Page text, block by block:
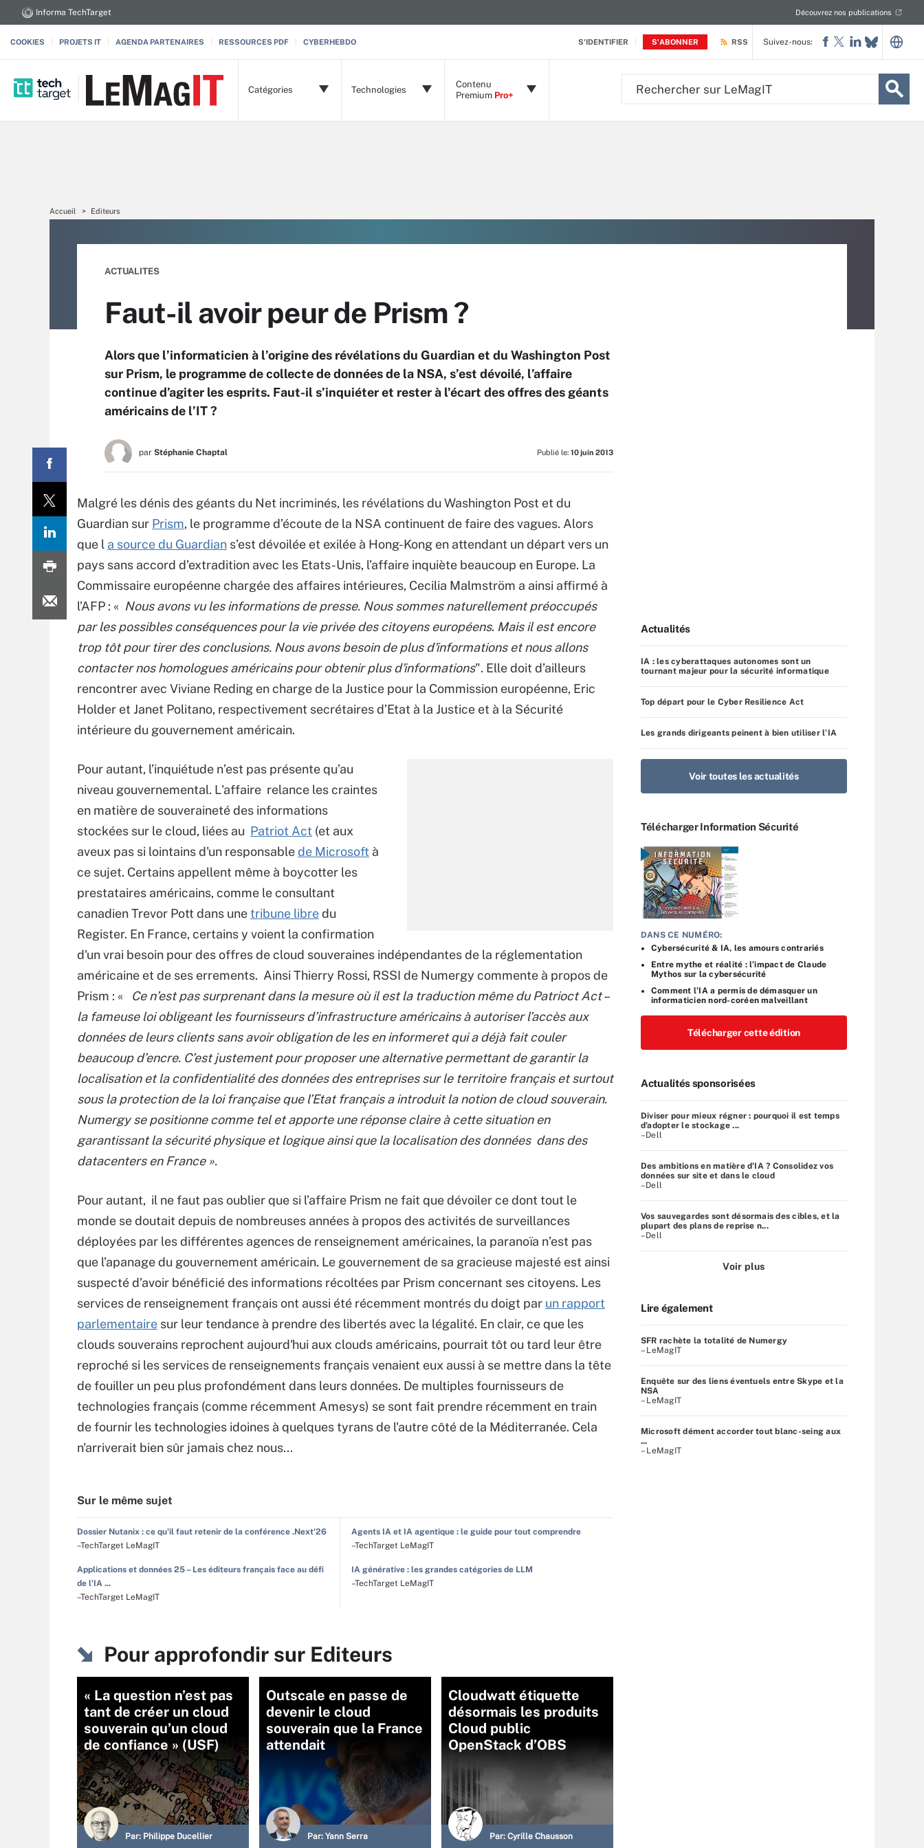
S'IDENTIFIER S'ABONNER
Informa TechTarget Découvrez nos publications
COOKIES PROJETS IT AGENDA PARTENAIRES RESSOURCES PDF CYBERHEBDO RSS
Catégories Technologies
Contenu
Premium Pro+
Suivez-nous:
Accueil Editeurs
ACTUALITES
Faut-il avoir peur de Prism ?
Alors que l’informaticien à l’origine des révélations du Guardian et du Washington Post
sur Prism, le programme de collecte de données de la NSA, s’est dévoilé, l’affaire
continue d’agiter les esprits. Faut-il s’inquiéter et rester à l'écart des offres des géants
américains de l’IT ?
par Stéphanie Chaptal Publié le: 10 juin 2013
Malgré les dénis des géants du Net incriminés, les révélations du Washington Post et du
Guardian sur Prism, le programme d’écoute de la NSA continuent de faire des vagues. Alors
que l a source du Guardian s’est dévoilée et exilée à Hong-Kong en attendant un départ vers un
pays sans accord d’extradition avec les Etats-Unis, l’affaire inquiète beaucoup en Europe. La
Commissaire européenne chargée des affaires intérieures, Cecilia Malmström a ainsi affirmé à
l’AFP : « Nous avons vu les informations de presse. Nous sommes naturellement préoccupés
par les possibles conséquences pour la vie privée des citoyens européens. Mais il est encore
trop tôt pour tirer des conclusions. Nous avons besoin de plus d'informations et nous allons
contacter nos homologues américains pour obtenir plus d'informations". Elle doit d’ailleurs
rencontrer avec Viviane Reding en charge de la Justice pour la Commission européenne, Eric
Holder et Janet Politano, respectivement secrétaires d’Etat à la Justice et à la Sécurité
intérieure du gouvernement américain.
Pour autant, l’inquiétude n’est pas présente qu’au
niveau gouvernemental. L'affaire relance les craintes
en matière de souveraineté des informations
stockées sur le cloud, liées au Patriot Act (et aux
aveux pas si lointains d'un responsablede Microsoft à
ce sujet. Certains appellent même à boycotter les
prestataires américains, comme le consultant
canadien Trevor Pott dans unetribune libredu
Register. En France, certains y voient la confirmation
d'un vrai besoin pour des offres de cloud souveraines indépendantes de la réglementation
américaine et de ses errements. Ainsi Thierry Rossi, RSSI de Numergy commente à propos de
Prism : «
Ce n’est pas surprenant dans la mesure où il est la traduction même du Patrioct Act –
la fameuse loi obligeant les fournisseurs d’infrastructure américains à autoriser l’accès aux
données de leurs clients sans avoir obligation de les en informeret qui a déjà fait couler
beaucoup d’encre. C’est justement pour proposer une alternative permettant de garantir la
localisation et la confidentialité des données des entreprises sur le territoire français et surtout
sous la protection de la loi française que l’Etat français a introduit la notion de cloud souverain.
Numergy se positionne comme tel et apporte une réponse claire à cette situation en
garantissant la sécurité physique et logique ainsi que la localisation des données dans des
datacenters en France ».
Pour autant, il ne faut pas oublier que si l’affaire Prism ne fait que dévoiler ce dont tout le
monde se doutait depuis de nombreuses années à propos des activités de surveillances
déployées par les différentes agences de renseignement américaines, la paranoïa n’est pas
que l’apanage du gouvernement américain. Le gouvernement de sa gracieuse majesté est ainsi
suspecté d’avoir bénéficié des informations récoltées par Prism concernant ses citoyens. Les
services de renseignement français ont aussi été récemment montrés du doigt par un rapport
parlementaire sur leur tendance à prendre des libertés avec la légalité. En clair, ce que les
clouds souverains reprochent aujourd'hui aux clouds américains, pourrait tôt ou tard leur être
reproché si les services de renseignements français venaient eux aussi à se mettre dans la tête
de fouiller un peu plus profondément dans leurs données. De multiples fournisseurs de
technologies français (comme récemment Amesys) se sont fait prendre récemment en train
de fournir les technologies idoines à quelques tyrans de l'autre côté de la Méditerranée. Cela
n'arriverait bien sûr jamais chez nous...
Sur le même sujet
Dossier Nutanix : ce qu'il faut retenir de la conférence .Next'26
–TechTarget LeMagIT
Agents IA et IA agentique : le guide pour tout comprendre
–TechTarget LeMagIT
Applications et données 25 – Les éditeurs français face au défi
de l'IA ...
–TechTarget LeMagIT
IA générative : les grandes catégories de LLM
–TechTarget LeMagIT
Pour approfondir sur Editeurs
« La question n’est pas
tant de créer un cloud
souverain qu’un cloud
de confiance » (USF)
Par: Philippe Ducellier
Outscale en passe de
devenir le cloud
souverain que la France
attendait
Par: Yann Serra
Cloudwatt étiquette
désormais les produits
Cloud public
OpenStack d’OBS
Par: Cyrille Chausson
Actualités
IA : les cyberattaques autonomes sont un
tournant majeur pour la sécurité informatique
Top départ pour le Cyber Resilience Act
Les grands dirigeants peinent à bien utiliser l’IA
Voir toutes les actualités
Télécharger Information Sécurité
DANS CE NUMÉRO:
Cybersécurité & IA, les amours contrariés
Entre mythe et réalité : l’impact de Claude
Mythos sur la cybersécurité
Comment l’IA a permis de démasquer un
informaticien nord-coréen malveillant
Télécharger cette édition
Actualités sponsorisées
Diviser pour mieux régner : pourquoi il est temps
d’adopter le stockage ...
–Dell
Des ambitions en matière d'IA ? Consolidez vos
données sur site et dans le cloud
–Dell
Vos sauvegardes sont désormais des cibles, et la
plupart des plans de reprise n...
–Dell
Voir plus
Lire également
SFR rachète la totalité de Numergy
– LeMagIT
Enquête sur des liens éventuels entre Skype et la
NSA
– LeMagIT
Microsoft dément accorder tout blanc-seing aux
...
– LeMagIT